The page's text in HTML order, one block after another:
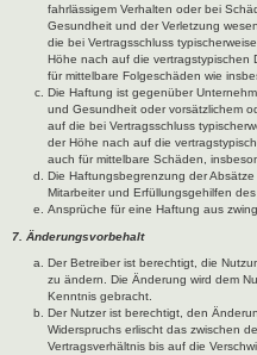
fahrlässigem Verhalten oder bei
Gesundheit und der Verletzung
die bei Vertragsschluss
Höhe nach auf die vertragstypischen
für mittelbare Folgeschäden wie
Die Haftung ist gegenüber
und Gesundheit oder vorsätzlichem
auf die bei Vertragsschluss
der Höhe nach auf die
auch für mittelbare Schäden,
Die Haftungsbegrenzung der
Mitarbeiter und Erfüllungsgehilfen des
Ansprüche für eine Haftung aus
7. Änderungsvorbehalt
Der Betreiber ist berechtigt, die
zu ändern. Die Änderung wird dem
Kenntnis gebracht.
Der Nutzer ist berechtigt, den
Widerspruchs erlischt das zwischen
Vertragsverhältnis bis auf die